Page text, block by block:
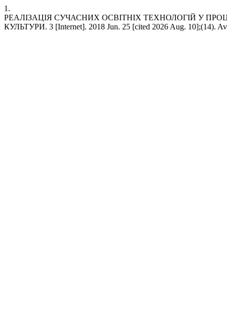
1.
РЕАЛІЗАЦІЯ СУЧАСНИХ ОСВІТНІХ ТЕХНОЛОГІЙ У
КУЛЬТУРИ. 3 [Internet]. 2018 Jun. 25 [cited 2026 Aug. 10];(14).